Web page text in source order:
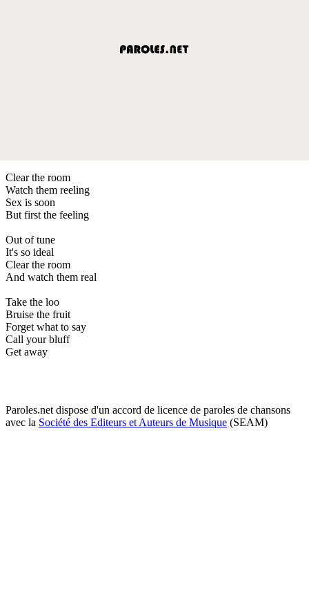
Clear the room
Watch them reeling
Sex is soon
But first the feeling
Out of tune
It's so ideal
Clear the room
And watch them real
Take the loo
Bruise the fruit
Forget what to say
Call your bluff
Get away
Paroles.net dispose d'un accord de licence de paroles de chansons
avec la Société des Editeurs et Auteurs de Musique (SEAM)